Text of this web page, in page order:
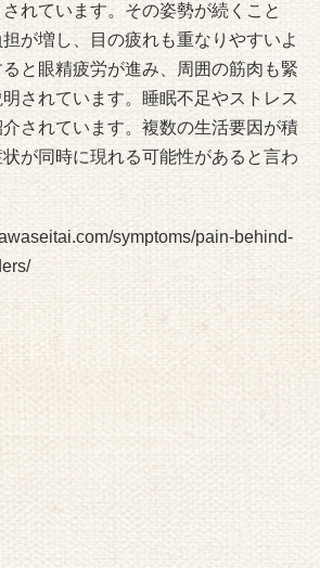
れています。その姿勢が続くこと
が増し、目の疲れも重なりやすいよ
と眼精疲労が進み、周囲の筋肉も緊
されています。睡眠不足やストレス
されています。複数の生活要因が積
が同時に現れる可能性があると言わ
symptoms/pain-behind-